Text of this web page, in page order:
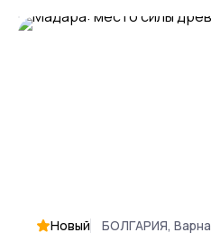
Новый БОЛГАРИЯ, Варна